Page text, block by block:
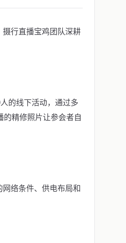
行直播宝鸡团队深耕
的线下活动，通过多
精修照片让参会者自
络条件、供电布局和